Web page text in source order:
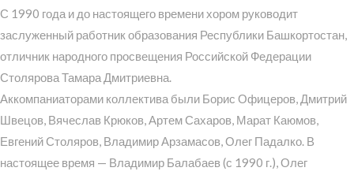
С 1990 года и до настоящего времени хором руководит
заслуженный работник образования Республики Башкортостан,
отличник народного просвещения Российской Федерации
Столярова Тамара Дмитриевна.
Аккомпаниаторами коллектива были Борис Офицеров, Дмитрий
Швецов, Вячеслав Крюков, Артем Сахаров, Марат Каюмов,
Евгений Столяров, Владимир Арзамасов, Олег Падалко. В
настоящее время — Владимир Балабаев (с 1990 г.), Олег